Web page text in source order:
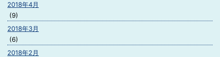
2018年4月
(9)
2018年3月
(6)
2018年2月